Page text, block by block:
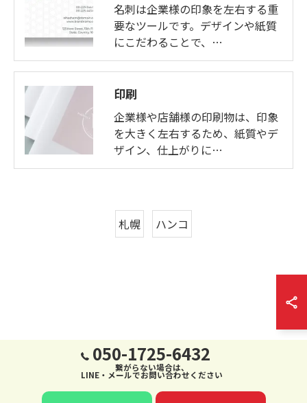
名刺は企業様の印象を左右する重
要なツールです。デザインや紙質
にこだわることで、…
印刷
企業様や店舗様の印刷物は、印象
を大きく左右するため、紙質やデ
ザイン、仕上がりに…
札幌 ハンコ
050-1725-6432
繋がらない場合は、
LINE・メールでお問い合わせください